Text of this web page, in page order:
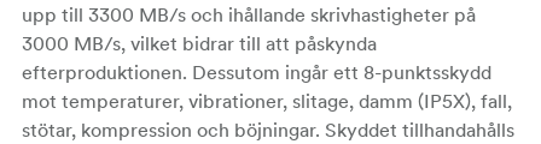
upp till 3300 MB/s och ihållande skrivhastigheter på
3000 MB/s, vilket bidrar till att påskynda
efterproduktionen. Dessutom ingår ett 8-punktsskydd
mot temperaturer, vibrationer, slitage, damm (IP5X), fall,
stötar, kompression och böjningar. Skyddet tillhandahålls